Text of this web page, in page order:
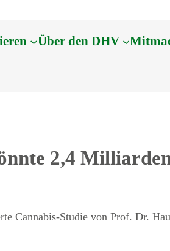
Über den DHV
2,4
Cannabis-Studie von Prof. Dr.